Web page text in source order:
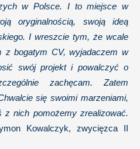
w Polsce. I to miejsce w
oryginalnością, swoją ideą
I wreszcie tym, że wcale
z bogatym CV, wyjadaczem w
swój projekt i powalczyć o
zachęcam. Zatem
się swoimi marzeniami,
z nich pomożemy zrealizować.
Kowalczyk, zwycięzca II